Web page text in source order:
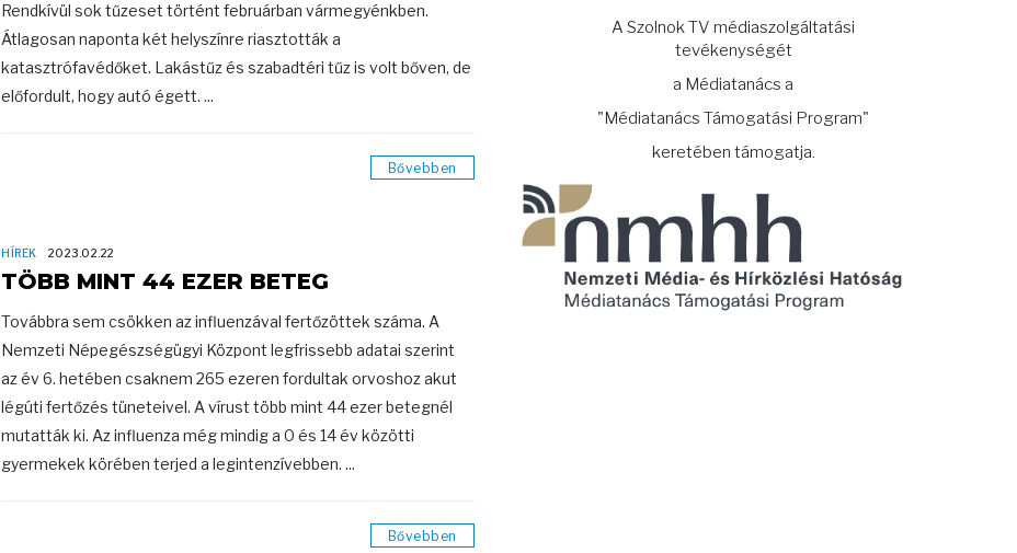
Rendkívül sok tűzeset történt februárban vármegyénkben.
Átlagosan naponta két helyszínre riasztották a
katasztrófavédőket. Lakástűz és szabadtéri tűz is volt bőven, de
előfordult, hogy autó égett. ...
Bővebben
HÍREK 2023.02.22
TÖBB MINT 44 EZER BETEG
Továbbra sem csökken az influenzával fertőzöttek száma. A
Nemzeti Népegészségügyi Központ legfrissebb adatai szerint
az év 6. hetében csaknem 265 ezeren fordultak orvoshoz akut
légúti fertőzés tüneteivel. A vírust több mint 44 ezer betegnél
mutatták ki. Az influenza még mindig a 0 és 14 év közötti
gyermekek körében terjed a legintenzívebben. ...
Bővebben
A Szolnok TV médiaszolgáltatási
tevékenységét
a Médiatanács a
"Médiatanács Támogatási Program"
keretében támogatja.